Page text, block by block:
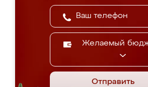
Желаемый
Отправить